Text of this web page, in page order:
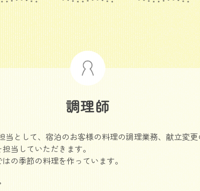
調理師
当として、宿泊のお客様の料理の調理業務、献立変
当していただきます。
の季節の料理を作っています。